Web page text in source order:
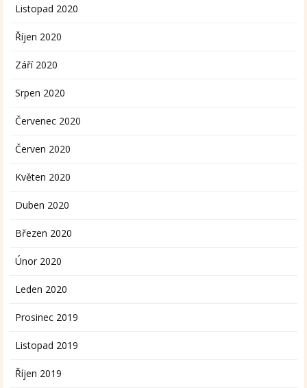
Listopad 2020
Říjen 2020
Září 2020
Srpen 2020
Červenec 2020
Červen 2020
Květen 2020
Duben 2020
Březen 2020
Únor 2020
Leden 2020
Prosinec 2019
Listopad 2019
Říjen 2019